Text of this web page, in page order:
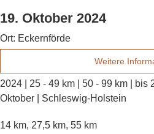
19. Oktober 2024
Ort: Eckernförde
Weitere
2024 | 25 - 49 km | 50 - 99 km | bis
Oktober | Schleswig-Holstein
14 km, 27,5 km, 55 km